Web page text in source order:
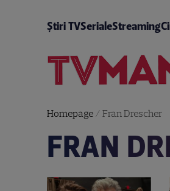
Știri TVSerialeStreaming
Homepage/ Fran Drescher
FRAN